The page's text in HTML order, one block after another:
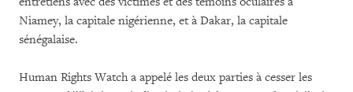
Niamey, la capitale nigérienne, et à Dakar, la capitale
sénégalaise.
Human Rights Watch a appelé les deux parties à cesser les